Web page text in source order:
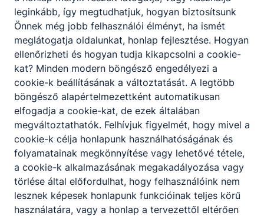
Partnereink
leginkább, így megtudhatjuk, hogyan biztosítsunk
Önnek még jobb felhasználói élményt, ha ismét
meglátogatja oldalunkat, honlap fejlesztése. Hogyan
ellenőrizheti és hogyan tudja kikapcsolni a cookie-
kat? Minden modern böngésző engedélyezi a
cookie-k beállításának a változtatását. A legtöbb
böngésző alapértelmezettként automatikusan
elfogadja a cookie-kat, de ezek általában
megváltoztathatók. Felhívjuk figyelmét, hogy mivel a
cookie-k célja honlapunk használhatóságának és
folyamatainak megkönnyítése vagy lehetővé tétele,
a cookie-k alkalmazásának megakadályozása vagy
törlése által előfordulhat, hogy felhasználóink nem
lesznek képesek honlapunk funkcióinak teljes körű
használatára, vagy a honlap a tervezettől eltérően